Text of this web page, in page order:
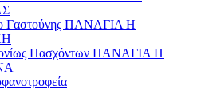
Γαστούνης ΠΑΝΑΓΙΑ Η
Πασχόντων ΠΑΝΑΓΙΑ Η